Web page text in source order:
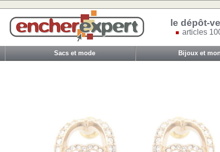
le dépôt-
articles
Sacs et mode Bijoux et